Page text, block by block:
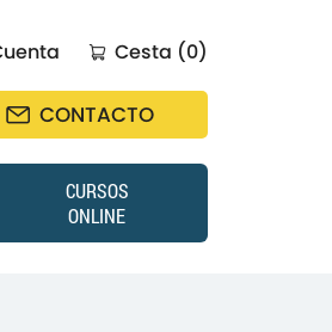
Cesta (0)
CONTACTO
CURSOS
ONLINE